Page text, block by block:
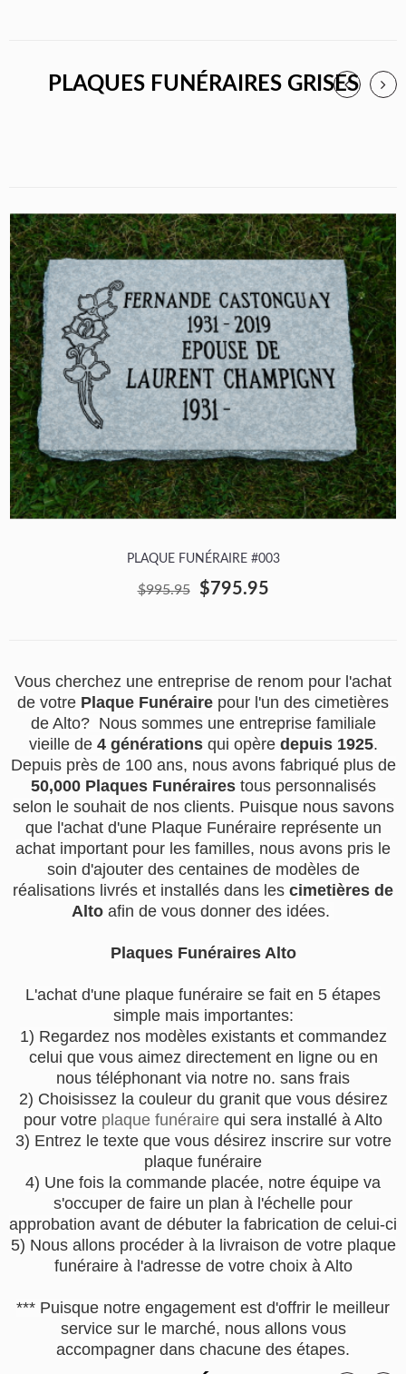
PLAQUES FUNÉRAIRES GRISES
PLAQUE FUNÉRAIRE #003
$995.95 $795.95
Vous cherchez une entreprise de renom pour l'achat
de votre Plaque Funéraire pour l'un des cimetières
de Alto? Nous sommes une entreprise familiale
vieille de 4 générationsqui opère depuis 1925.
Depuis près de 100 ans, nous avons fabriqué plus de
50,000 Plaques Funérairestous personnalisés
selon le souhait de nos clients. Puisque nous savons
que l'achat d'une Plaque Funéraire représente un
achat important pour les familles, nous avons pris le
soin d'ajouter des centaines de modèles de
réalisations livrés et installés dans les cimetières de
Alto afin de vous donner des idées.
Plaques Funéraires Alto
L'achat d'une plaque funéraire se fait en 5 étapes
simple mais importantes:
1) Regardez nos modèles existants et commandez
celui que vous aimez directement en ligne ou en
nous téléphonant via notre no. sans frais
2) Choisissez la couleur du granit que vous désirez
pour votre plaque funéraire qui sera installé à Alto
3) Entrez le texte que vous désirez inscrire sur votre
plaque funéraire
4) Une fois la commande placée, notre équipe va
s'occuper de faire un plan à l'échelle pour
approbation avant de débuter la fabrication de celui-ci
5) Nous allons procéder à la livraison de votre plaque
funéraire à l'adresse de votre choix à Alto
*** Puisque notre engagement est d'offrir le meilleur
service sur le marché, nous allons vous
accompagner dans chacune des étapes.